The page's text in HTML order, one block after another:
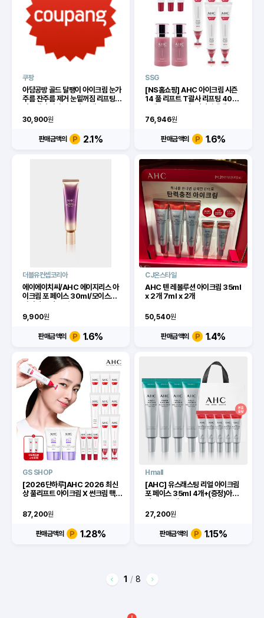
쿠팡
아담공방 골드 달팽이 아이크림 눈가
주름 잔주름 제거 눈밑꺼짐 리프팅
30,900원
판매금액의 2.1%
SSG
[NS홈쇼핑] AHC 아이크림 시즌
14 풀 리프트 T괄사 리프팅 40ml
[36090822][이마트몰] [상품상
세 참고]
76,946원
판매금액의 1.6%
더블유컨셉코리아
에이에이치씨/AHC 에이지리스 아
이크림 포 페이스 30ml/모이스처
9,900원
판매금액의 1.6%
CJ온스타일
AHC 텐 레볼루션 아이크림 35ml
x 2개 7ml x 2개
50,540원
판매금액의 1.4%
GS SHOP
[2026단하루]AHC 2026 최신
상 풀리프트 아이크림 X 썬크림 핵심
87,200원
판매금액의 1.28%
Hmall
[AHC] 유스래스팅 리얼 아이크림
포 페이스 35ml 4개+(증정)아이크
27,200원
판매금액의 1.15%
1 / 8